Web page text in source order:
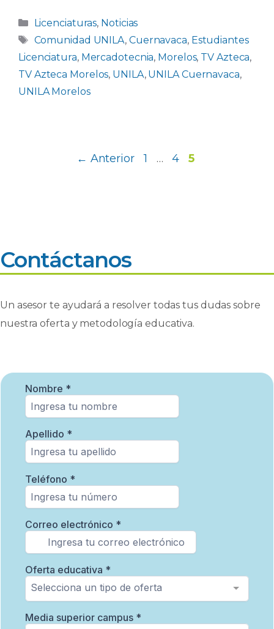
Categorías
Licenciaturas, Noticias
Etiquetas
Comunidad UNILA, Cuernavaca, Estudiantes
Licenciatura, Mercadotecnia, Morelos, TV Azteca,
TV Azteca Morelos, UNILA, UNILA Cuernavaca,
UNILA Morelos
← Anterior Página
1 … Página
4 Página
5
Contáctanos
Un asesor te ayudará a resolver todas tus dudas sobre
nuestra oferta y metodología educativa.